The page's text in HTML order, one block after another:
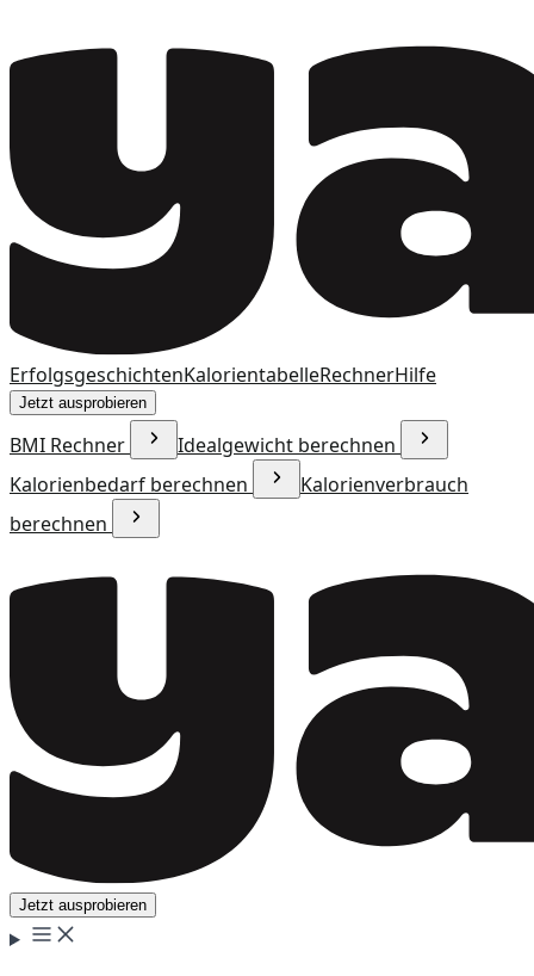
ErfolgsgeschichtenKalorientabelleRechnerHilfe
Jetzt ausprobieren
BMI Rechner
Idealgewicht berechnen
Kalorienbedarf berechnen
Kalorienverbrauch
berechnen
Jetzt ausprobieren